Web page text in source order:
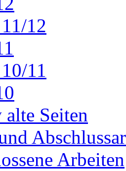
12
11
Seiten
Arbeiten